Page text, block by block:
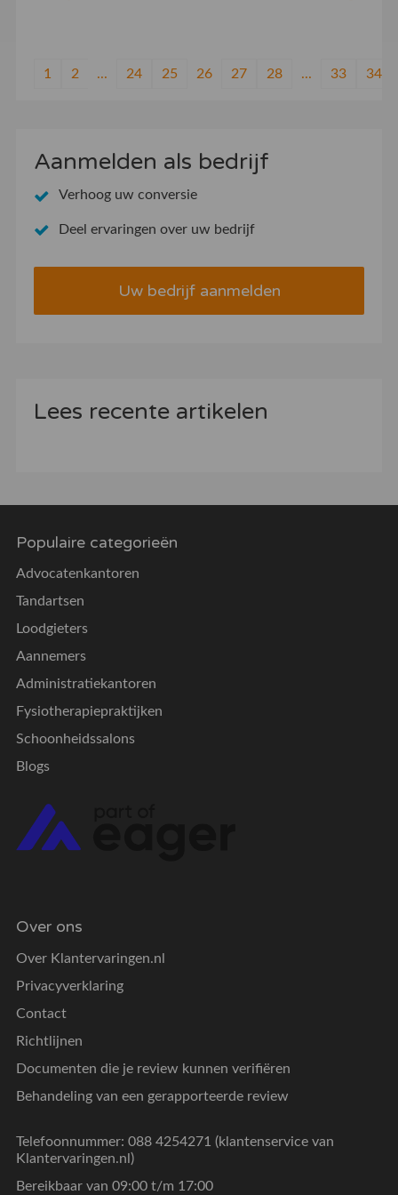
1 2 ... 24 25 26 27 28 ... 33 34
Aanmelden als bedrijf
Verhoog uw conversie
Deel ervaringen over uw bedrijf
Uw bedrijf aanmelden
Lees recente artikelen
Populaire categorieën
Advocatenkantoren
Tandartsen
Loodgieters
Aannemers
Administratiekantoren
Fysiotherapiepraktijken
Schoonheidssalons
Blogs
Over ons
Over Klantervaringen.nl
Privacyverklaring
Contact
Richtlijnen
Documenten die je review kunnen verifiëren
Behandeling van een gerapporteerde review
Telefoonnummer: 088 4254271 (klantenservice van
Klantervaringen.nl)
Bereikbaar van 09:00 t/m 17:00